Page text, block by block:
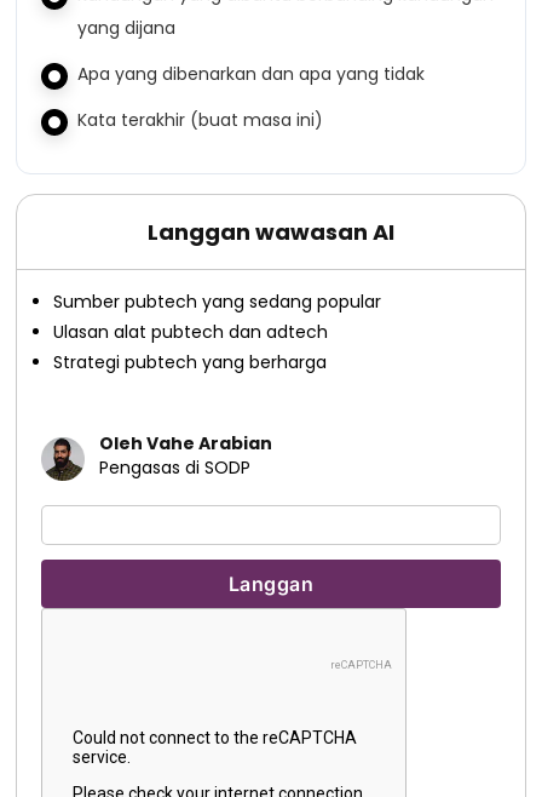
yang dijana
Apa yang dibenarkan dan apa yang tidak
Kata terakhir (buat masa ini)
Langgan wawasan AI
Sumber pubtech yang sedang popular
Ulasan alat pubtech dan adtech
Strategi pubtech yang berharga
Oleh Vahe Arabian
Pengasas di SODP